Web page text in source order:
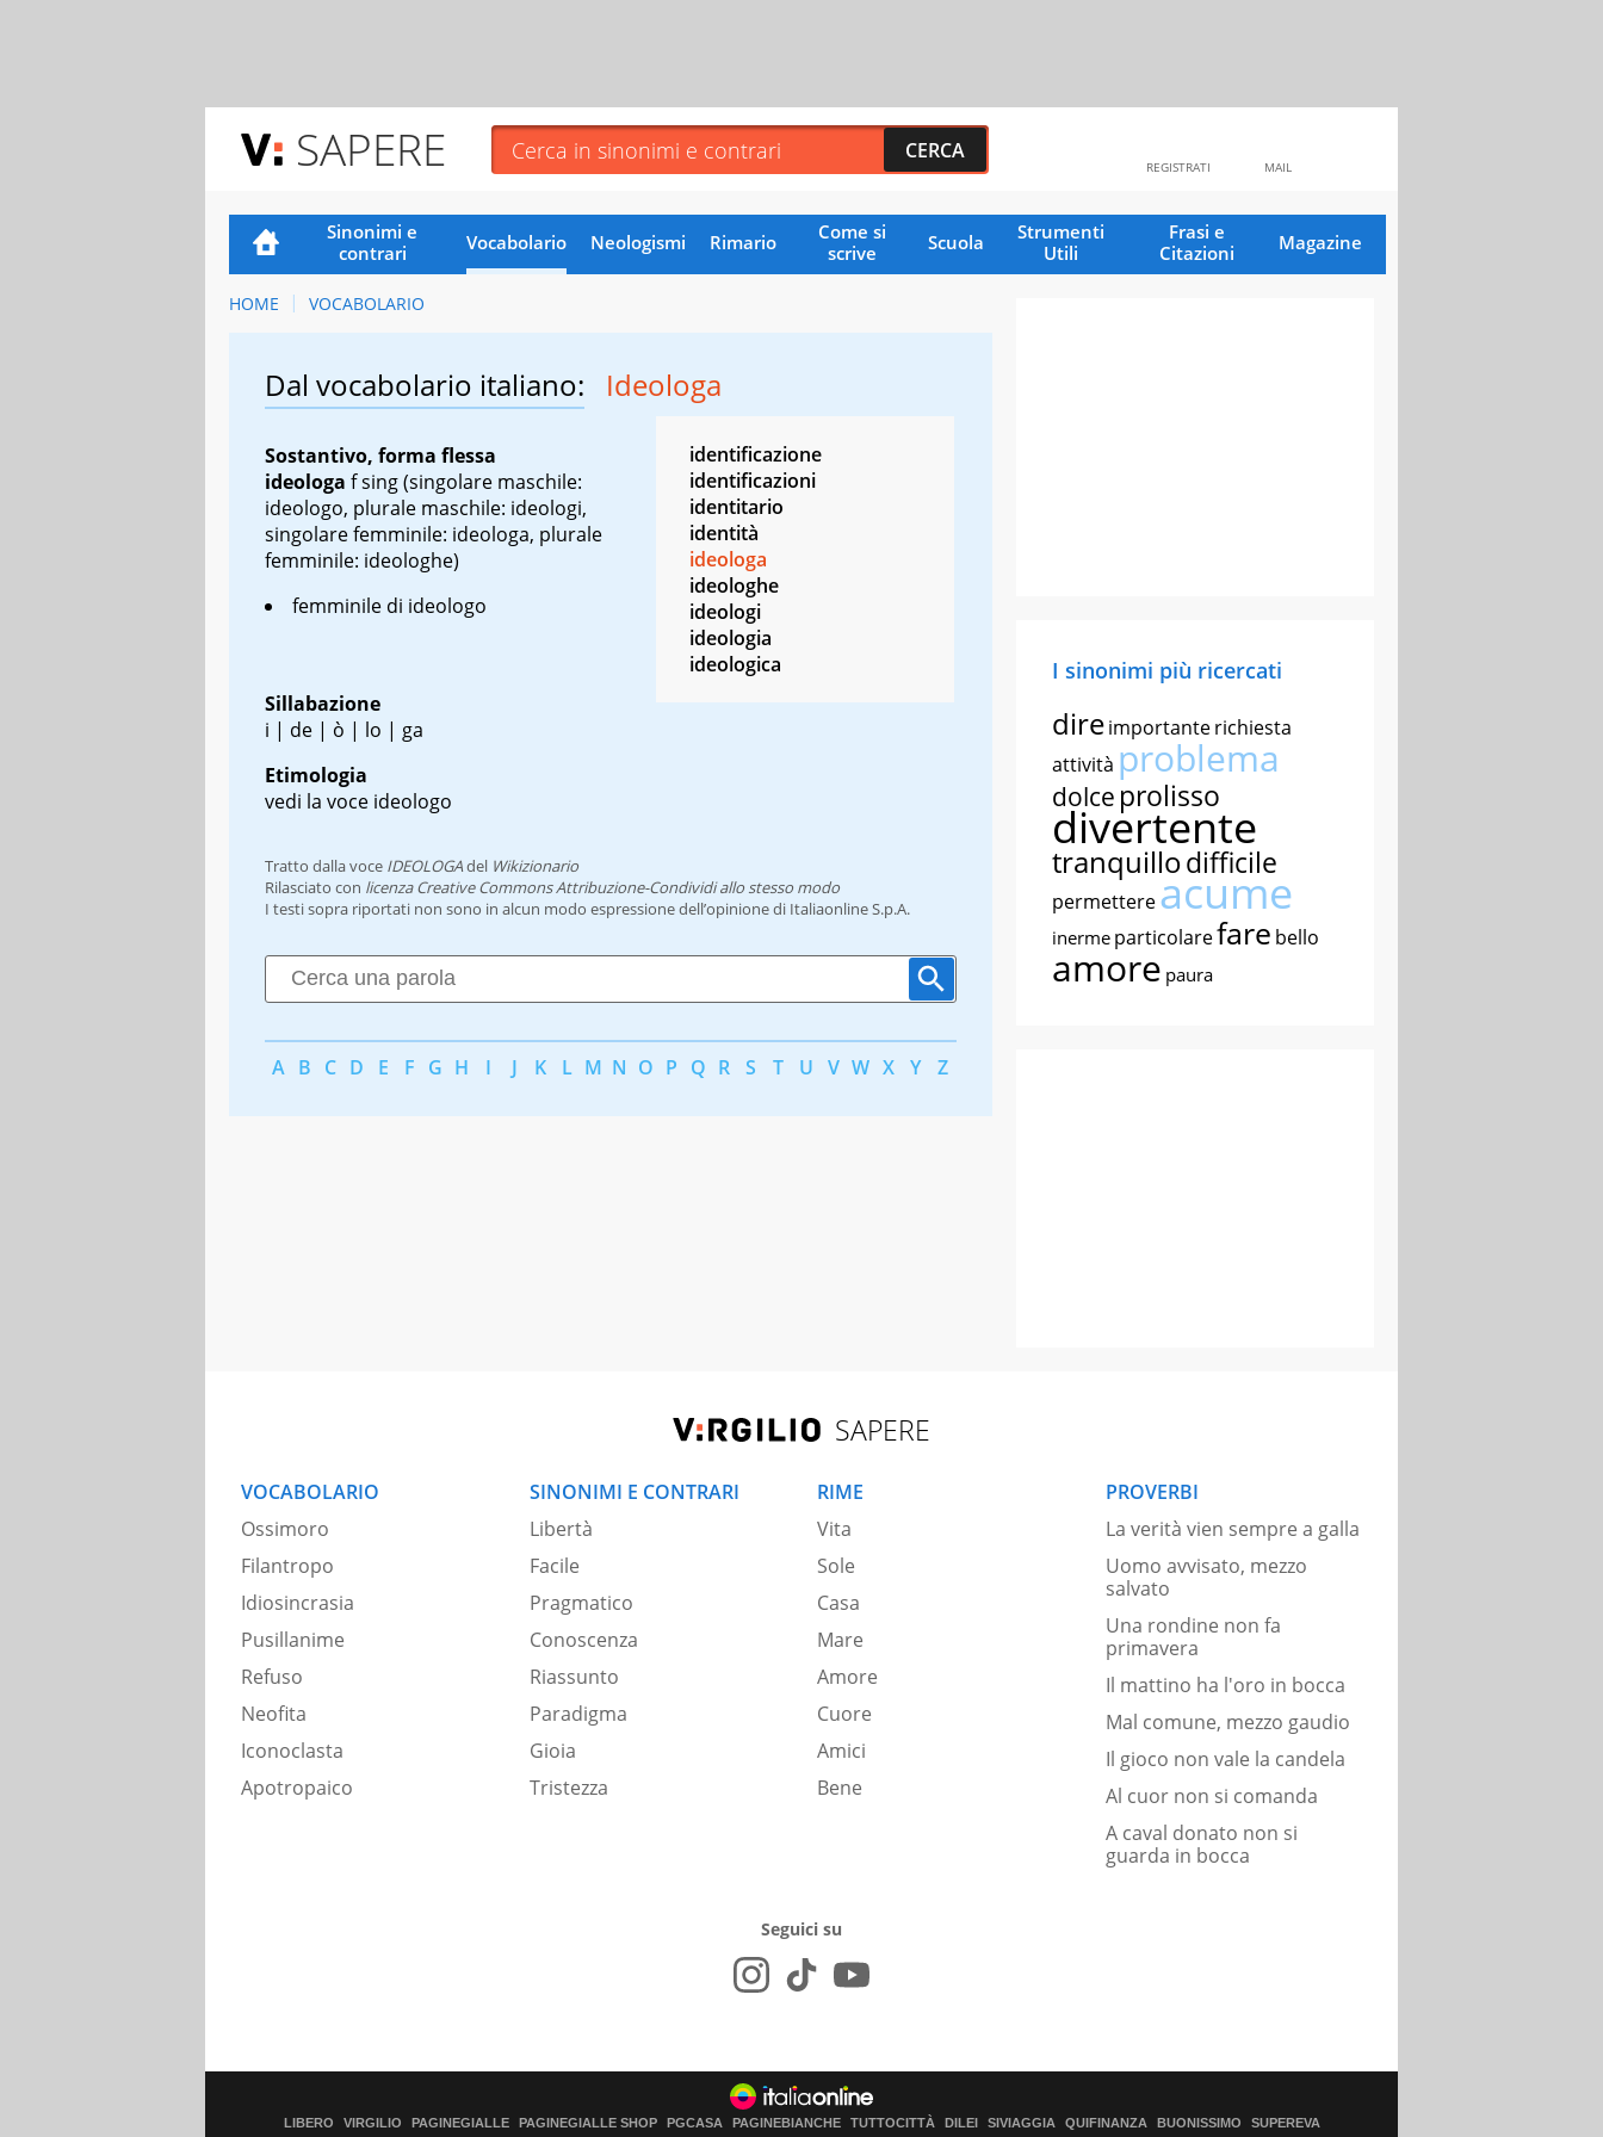
SAPERE MAIL
REGISTRATI
Sinonimi e
contrari
Vocabolario Neologismi Rimario
Come si
scrive
Scuola
Strumenti
Utili
Frasi e
Citazioni
Magazine
HOME VOCABOLARIO
Dal vocabolario italiano: Ideologa
Sostantivo, forma flessa
ideologa f sing(singolare maschile:
ideologo, plurale maschile: ideologi,
singolare femminile: ideologa, plurale
femminile: ideologhe)
femminile di ideologo
Sillabazione
i | de | ò | lo | ga
Etimologia
vedi la voce ideologo
identificazione
identificazioni
identitario
identità
ideologa
ideologhe
ideologi
ideologia
ideologica
Tratto dalla voce IDEOLOGAdel Wikizionario
Rilasciato con licenza Creative Commons Attribuzione-Condividi allo stesso modo
I testi sopra riportati non sono in alcun modo espressione dell’opinione di Italiaonline S.p.A.
A B C D E F G H I J K L M N O P Q R S T U V W X Y Z
I sinonimi più ricercati
direimportanterichiesta
attività problema
dolce prolisso
divertente
tranquillodifficile
permettereacume
inerme particolarefare bello
amore paura
SAPERE
VOCABOLARIO
Ossimoro
Filantropo
Idiosincrasia
Pusillanime
Refuso
Neofita
Iconoclasta
Apotropaico
SINONIMI E CONTRARI
Libertà
Facile
Pragmatico
Conoscenza
Riassunto
Paradigma
Gioia
Tristezza
RIME
Vita
Sole
Casa
Mare
Amore
Cuore
Amici
Bene
PROVERBI
La verità vien sempre a galla
Uomo avvisato, mezzo
salvato
Una rondine non fa
primavera
Il mattino ha l'oro in bocca
Mal comune, mezzo gaudio
Il gioco non vale la candela
Al cuor non si comanda
A caval donato non si
guarda in bocca
Seguici su
LIBERO VIRGILIO PAGINEGIALLE PAGINEGIALLE SHOP PGCASA PAGINEBIANCHE TUTTOCITTÀ DILEI SIVIAGGIA QUIFINANZA BUONISSIMO SUPEREVA